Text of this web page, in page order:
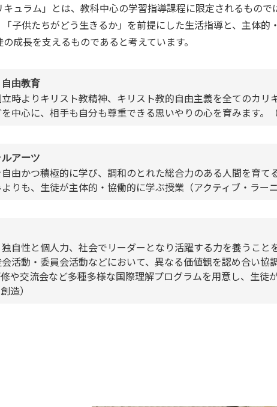
ュラム」とは、教科中心の学習指導課程に限定されるもの
子供たちがどう生きるか」を前提にした生活指導と、主体
成長を支えるものであると考えています。
由教育
時よりキリスト教精神、キリスト教的自由主義を全てのカリ
中心に、相手も自分も尊重できる思いやりの心を育みます。（
アーツ
由かつ積極的に学び、調和のとれた総合力のある人間を育て
りも、生徒が主体的・協働的に学ぶ授業（アクティブ・ラー
自性と個人力、社会でリーダーとなり活躍する力を養うこと
活動・委員会活動などにおいて、異なる価値観を認め合い協
や交流会など多種多様な国際理解プログラムを用意し、生徒
造）